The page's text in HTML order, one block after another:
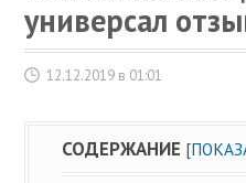
универсал
12.12.2019 в 01:01
СОДЕРЖАНИЕ [